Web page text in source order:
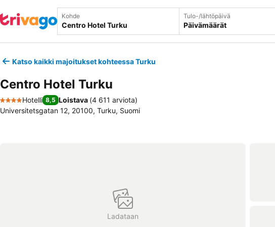
Kohde Tulo-/lähtöpäivä
Päivämäärät
Katso kaikki majoitukset kohteessa Turku
Centro Hotel Turku
4 Tähtiluokitus
Hotelli 8,5 Loistava (4 611 arviota)
Universitetsgatan 12, 20100, Turku, Suomi
Ladataan